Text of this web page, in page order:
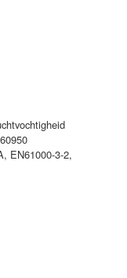
EN61000-3-2,